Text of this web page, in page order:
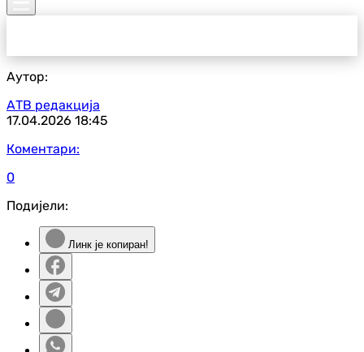
Аутор:
АТВ редакција
17.04.2026 18:45
Коментари:
0
Подијели:
Линк је копиран!